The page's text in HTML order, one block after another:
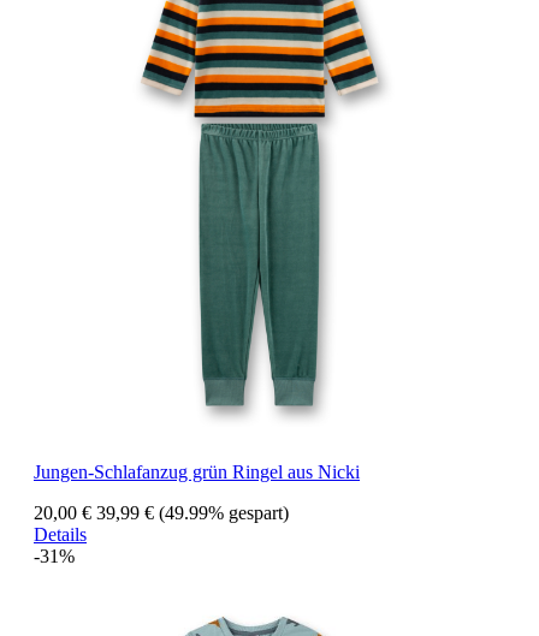
Jungen-Schlafanzug grün Ringel aus Nicki
20,00 € 39,99 € (49.99% gespart)
Details
-31%